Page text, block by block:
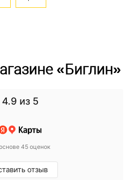
«Биглин»
4.9 из 5
45 оценок
отзыв